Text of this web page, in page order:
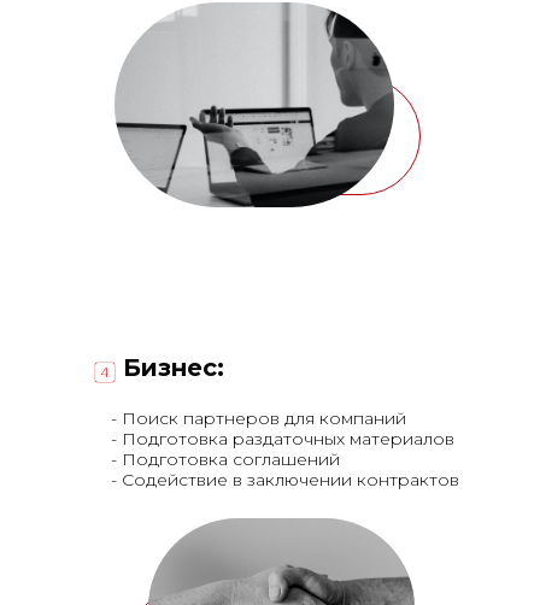
Бизнес:
- Поиск партнеров для компаний
- Подготовка раздаточных материалов
- Подготовка соглашений
- Содействие в заключении контрактов